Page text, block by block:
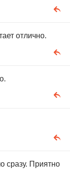
отлично.
сразу. Приятно